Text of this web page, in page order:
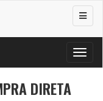
Alterar
Alterar
DIRETA